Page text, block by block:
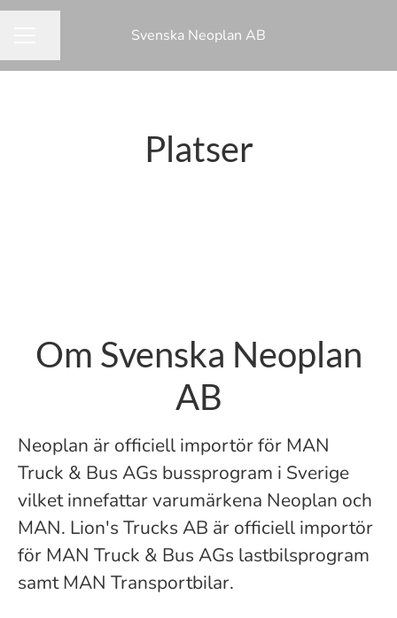
Svenska Neoplan AB
Platser
Om Svenska Neoplan
AB
Neoplan är officiell importör för MAN
Truck & Bus AGs bussprogram i Sverige
vilket innefattar varumärkena Neoplan och
MAN. Lion's Trucks AB är officiell importör
för MAN Truck & Bus AGs lastbilsprogram
samt MAN Transportbilar.